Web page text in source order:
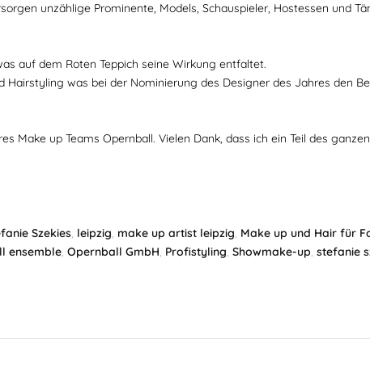
unzählige Prominente, Models, Schauspieler, Hostessen und
auf dem Roten Teppich seine Wirkung entfaltet.
Hairstyling was bei der Nominierung des Designer des Jahres den
Make up Teams Opernball. Vielen Dank, dass ich ein Teil des
Szekies, leipzig, make up artist leipzig, Make up und Hair für
ensemble, Opernball GmbH, Profistyling, Showmake-up, stefanie